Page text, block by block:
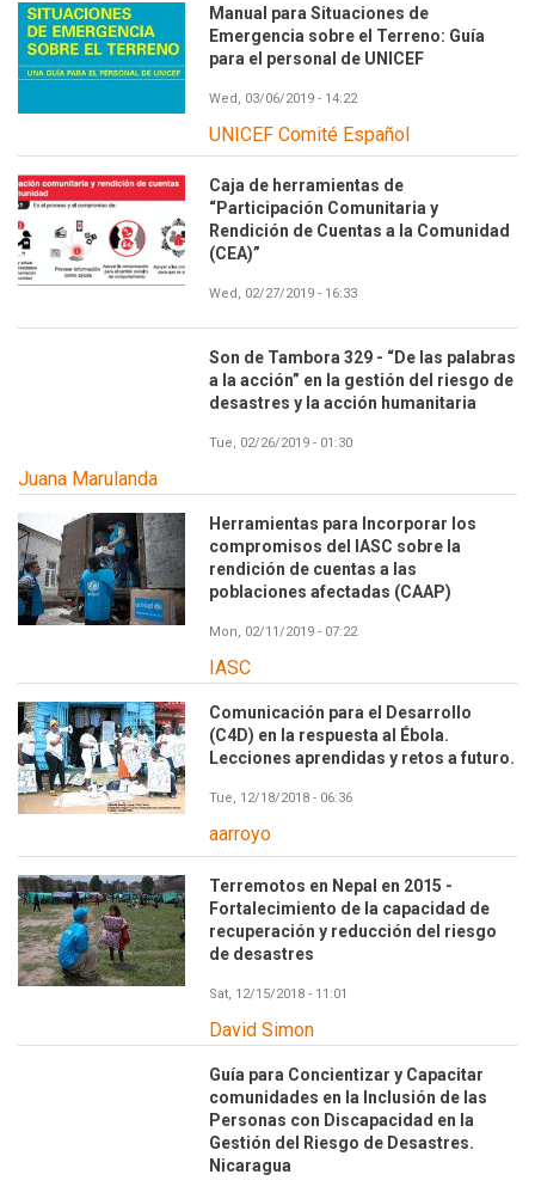
Manual para Situaciones de
Emergencia sobre el Terreno: Guía
para el personal de UNICEF
Wed, 03/06/2019 - 14:22
UNICEF Comité Español
Caja de herramientas de
“Participación Comunitaria y
Rendición de Cuentas a la Comunidad
(CEA)”
Wed, 02/27/2019 - 16:33
Son de Tambora 329 - “De las palabras
a la acción” en la gestión del riesgo de
desastres y la acción humanitaria
Tue, 02/26/2019 - 01:30
Juana Marulanda
Herramientas para Incorporar los
compromisos del IASC sobre la
rendición de cuentas a las
poblaciones afectadas (CAAP)
Mon, 02/11/2019 - 07:22
IASC
Comunicación para el Desarrollo
(C4D) en la respuesta al Ébola.
Lecciones aprendidas y retos a futuro.
Tue, 12/18/2018 - 06:36
aarroyo
Terremotos en Nepal en 2015 -
Fortalecimiento de la capacidad de
recuperación y reducción del riesgo
de desastres
Sat, 12/15/2018 - 11:01
David Simon
Guía para Concientizar y Capacitar
comunidades en la Inclusión de las
Personas con Discapacidad en la
Gestión del Riesgo de Desastres.
Nicaragua